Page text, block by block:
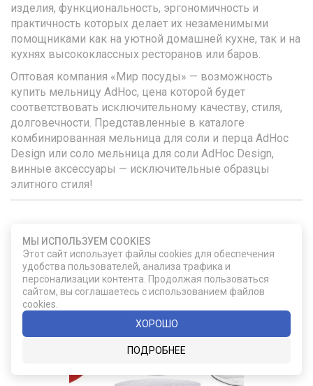
изделия, функциональность, эргономичность и
практичность которых делает их незаменимыми
помощниками как на уютной домашней кухне, так и на
кухнях высококлассных ресторанов или баров.
Оптовая компания «Мир посуды» — возможность
купить мельницу AdHoc, цена которой будет
соответствовать исключительному качеству, стиля,
долговечности. Представленные в каталоге
комбинированная мельница для соли и перца AdHoc
Design или соло мельница для соли AdHoc Design,
винные аксессуары — исключительные образцы
элитного стиля!
УДАЧНЫЙ ВЫБОР
МЫ ИСПОЛЬЗУЕМ COOKIES
Этот сайт использует файлы cookies для обеспечения
удобства пользователей, анализа трафика и
персонализации контента. Продолжая пользоваться
сайтом, вы соглашаетесь с использованием файлов
cookies.
ХОРОШО
ПОДРОБНЕЕ